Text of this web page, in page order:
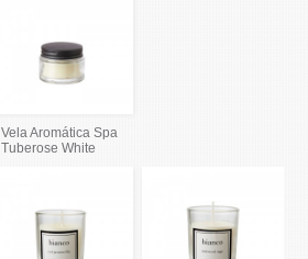
Vela Aromática Spa
Tuberose White